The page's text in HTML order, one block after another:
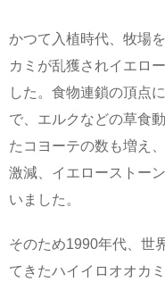
かつて入植時代、牧場
カミが乱獲されイエロ
した。食物連鎖の頂点
で、エルクなどの草食
たコヨーテの数も増え
激減、イエローストー
いました。
そのため1990年代、世
てきたハイイロオオカ